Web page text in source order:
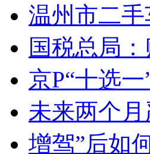
温州市二
国税总局
京P“十选
未来两个
增驾”后如